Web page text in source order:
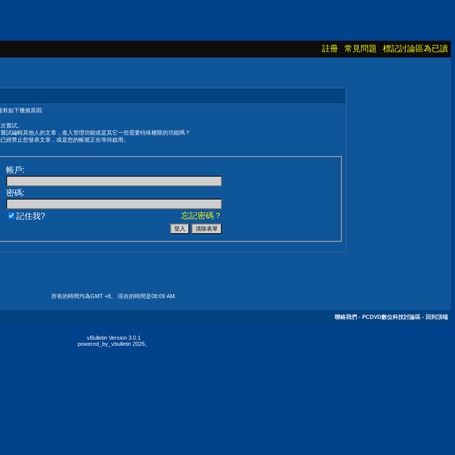
註冊 常見問題 標記討論區為已讀
有如下幾個原因:
嘗試。
試編輯其他人的文章，進入管理功能或是其它一些需要特殊權限的功能嗎？
經禁止您發表文章，或是您的帳號正在等待啟用。
帳戶:
密碼:
忘記密碼？
記住我?
所有的時間均為GMT +8。 現在的時間是08:09 AM
聯絡我們 - PCDVD數位科技討論區 - 回到頂端
vBulletin Version 3.0.1
powered_by_vbulletin 2026。